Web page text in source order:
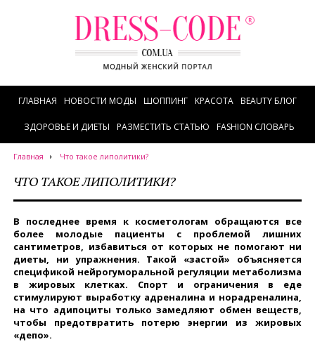
ГЛАВНАЯ НОВОСТИ МОДЫ ШОППИНГ КРАСОТА BEAUTY БЛОГ
ЗДОРОВЬЕ И ДИЕТЫ РАЗМЕСТИТЬ СТАТЬЮ FASHION СЛОВАРЬ
Главная Что такое липолитики?
ЧТО ТАКОЕ ЛИПОЛИТИКИ?
В последнее время к косметологам обращаются все
более молодые пациенты с проблемой лишних
сантиметров, избавиться от которых не помогают ни
диеты, ни упражнения. Такой «застой» объясняется
спецификой нейрогуморальной регуляции метаболизма
в жировых клетках. Спорт и ограничения в еде
стимулируют выработку адреналина и норадреналина,
на что адипоциты только замедляют обмен веществ,
чтобы предотвратить потерю энергии из жировых
«депо».